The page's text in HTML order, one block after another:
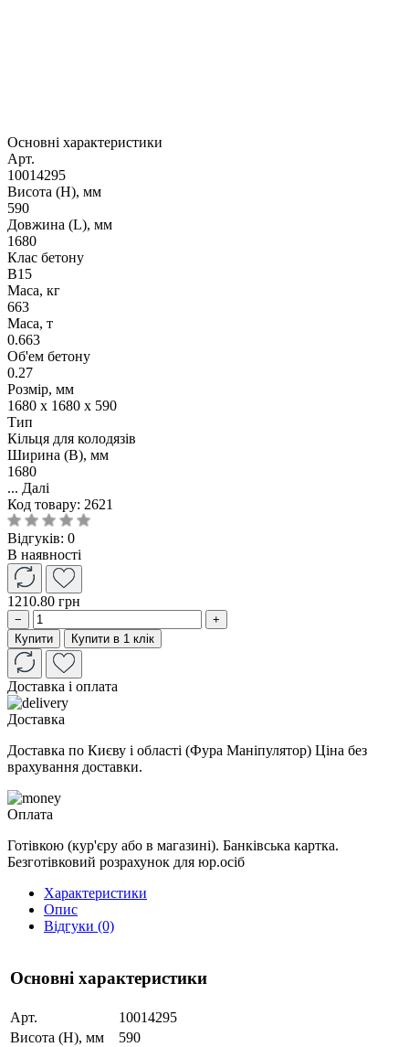
Основні характеристики
Арт.
10014295
Висота (H), мм
590
Довжина (L), мм
1680
Клас бетону
B15
Маса, кг
663
Маса, т
0.663
Об'ем бетону
0.27
Розмір, мм
1680 x 1680 x 590
Тип
Кільця для колодязів
Ширина (B), мм
1680
... Далі
Код товару: 2621
Відгуків: 0
В наявності
1210.80 грн
−
+
Купити
Купити в 1 клік
Доставка і оплата
Доставка
Доставка по Києву і області (Фура Маніпулятор) Ціна без
врахування доставки.
Оплата
Готівкою (кур'єру або в магазині). Банківська картка.
Безготівковий розрахунок для юр.осіб
Характеристики
Опис
Відгуки (0)
Основні характеристики
Арт.
10014295
Висота (H), мм
590